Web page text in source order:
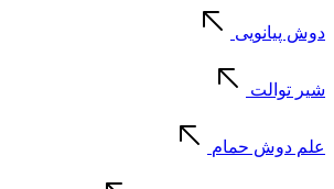
دوش پیانویی
شیر توالت
علم دوش حمام